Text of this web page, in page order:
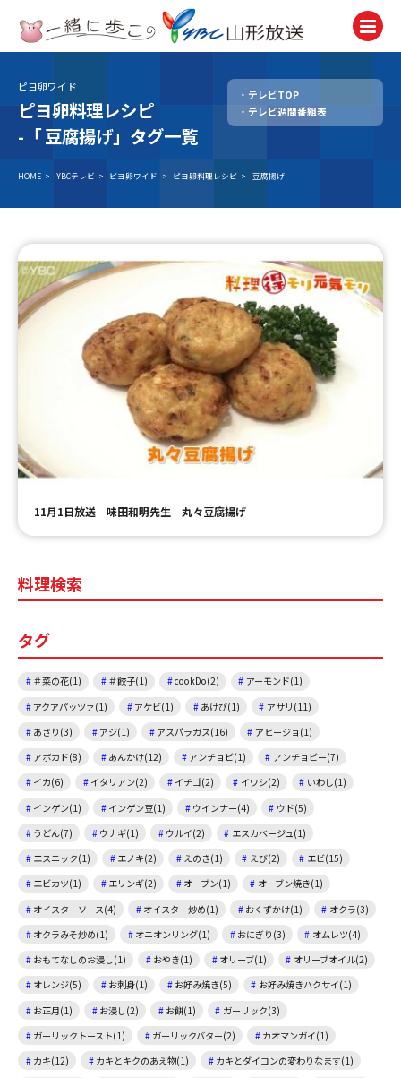
テレビ
TV
ニュース
アナウンサー
Announcer
イベント
Event
試写会・プレゼント
Present
ＹＢＣオンデマンド
ピヨ卵ワイド
ピヨ卵料理レシピ
-「豆腐揚げ」タグ一覧
テレビTOP
テレビ週間番組表
HOME > YBCテレビ > ピヨ卵ワイド > ピヨ卵料理レシピ > 豆腐揚げ
11月1日放送 味田和明先生 丸々豆腐揚げ
料理検索
タグ
＃菜の花(1) ＃餃子(1) cookDo(2)
アーモンド(1)
アクアパッツァ(1)
アケビ(1) あけび(1)
アサリ(11)
あさり(3)
アジ(1) アスパラガス(16)
アヒージョ(1)
アボカド(8)
あんかけ(12) アンチョビ(1)
アンチョビー(7)
イカ(6)
イタリアン(2) イチゴ(2) イワシ(2)
いわし(1)
インゲン(1)
インゲン豆(1) ウインナー(4)
ウド(5)
うどん(7)
ウナギ(1) ウルイ(2)
エスカベージュ(1)
エスニック(1)
エノキ(2) えのき(1) えび(2)
エビ(15)
エビカツ(1)
エリンギ(2) オーブン(1)
オーブン焼き(1)
オイスターソース(4)
オイスター炒め(1) おくずかけ(1)
オクラ(3)
オクラみそ炒め(1)
オニオンリング(1) おにぎり(3)
オムレツ(4)
おもてなしのお浸し(1)
おやき(1) オリーブ(1)
オリーブオイル(2)
オレンジ(5)
お刺身(1) お好み焼き(5)
お好み焼きハクサイ(1)
お正月(1)
お浸し(2) お餅(1)
ガーリック(3)
ガーリックトースト(1)
ガーリックバター(2)
カオマンガイ(1)
カキ(12)
カキとキクのあえ物(1)
カキとダイコンの変わりなます(1)